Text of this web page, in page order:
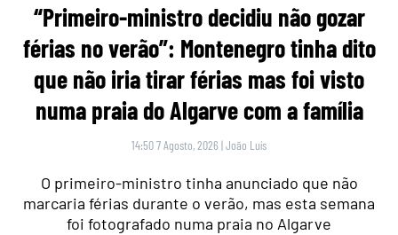
“Primeiro-ministro decidiu não gozar
férias no verão”: Montenegro tinha dito
que não iria tirar férias mas foi visto
numa praia do Algarve com a família
14:50 7 Agosto, 2026 |João Luís
O primeiro-ministro tinha anunciado que não
marcaria férias durante o verão, mas esta semana
foi fotografado numa praia no Algarve